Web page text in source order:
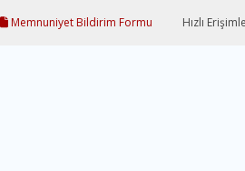
Memnuniyet Bildirim Formu Hızlı